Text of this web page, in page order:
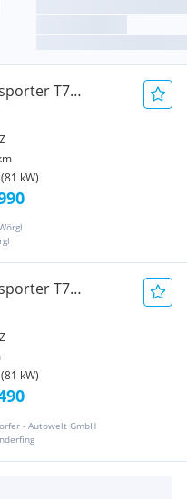
T7
(81 kW)
T7
(81 kW)
- Autowelt GmbH